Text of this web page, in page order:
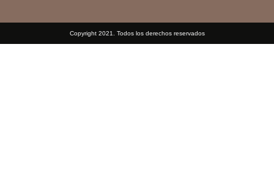
Copyright 2021. Todos los derechos reservados